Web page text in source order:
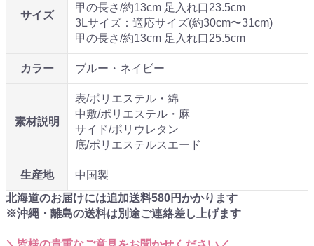
サイズ
甲の長さ/約13cm 足入れ口23.5cm
3Lサイズ：適応サイズ(約30cm〜31cm)
甲の長さ/約13cm 足入れ口25.5cm
カラー ブルー・ネイビー
素材説明
表/ポリエステル・綿
中敷/ポリエステル・麻
サイド/ポリウレタン
底/ポリエステルスエード
生産地
中国製
北海道のお届けには追加送料580円かかります
※沖縄・離島の送料は別途ご連絡差し上げます